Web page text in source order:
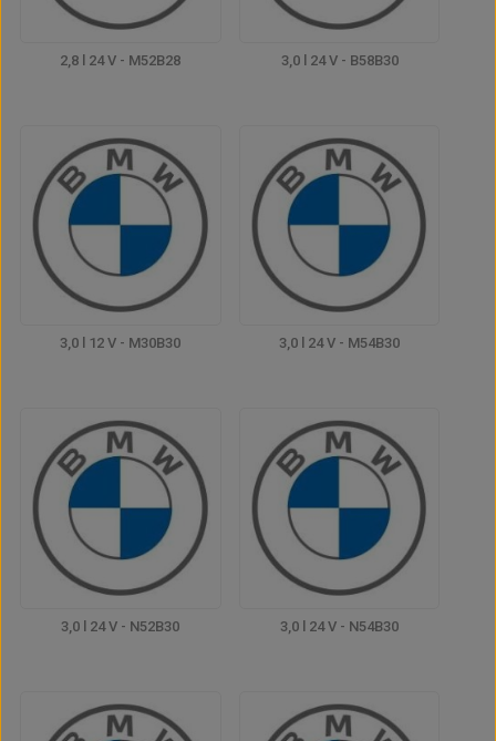
2,8 l 24 V - M52B28 3,0 l 24 V - B58B30
3,0 l 12 V - M30B30 3,0 l 24 V - M54B30
3,0 l 24 V - N52B30 3,0 l 24 V - N54B30